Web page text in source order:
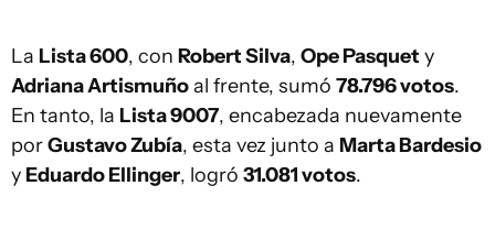
La Lista 600, con Robert Silva, Ope Pasquet y
Adriana Artismuñoal frente, sumó 78.796 votos.
En tanto, la Lista 9007, encabezada nuevamente
porGustavo Zubía, esta vez junto a Marta Bardesio
y Eduardo Ellinger, logró 31.081 votos.